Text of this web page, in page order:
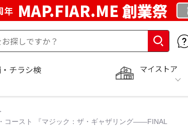
年 MAP.FIAR.ME 創業祭
マイストア
チラシ検
コースト 『マジック：ザ・ギャザリング――FINAL